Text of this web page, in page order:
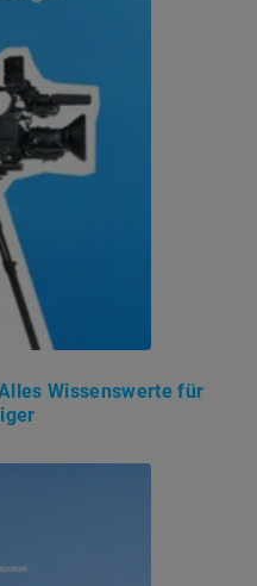
Wissenswerte für